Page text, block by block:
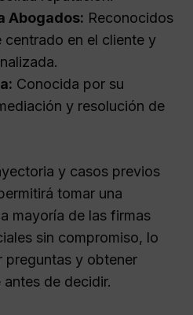
Abogados: Reconocidos
centrado en el cliente y
Conocida por su
y resolución de
y casos previos
tomar una
mayoría de las firmas
sin compromiso, lo
preguntas y obtener
de decidir.